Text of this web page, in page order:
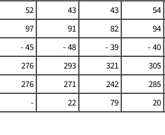
52 43 43 54
97 91 82 94
- 45 - 48 - 39 - 40
276 293 321 305
276 271 242 285
- 22 79 20